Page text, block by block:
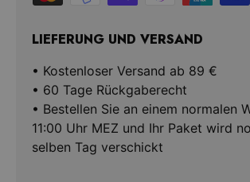
LIEFERUNG UND VERSAND
• Kostenloser Versand ab 89 €
• 60 Tage Rückgaberecht
• Bestellen Sie an einem normalen
11:00 Uhr MEZ und Ihr Paket wird
selben Tag verschickt